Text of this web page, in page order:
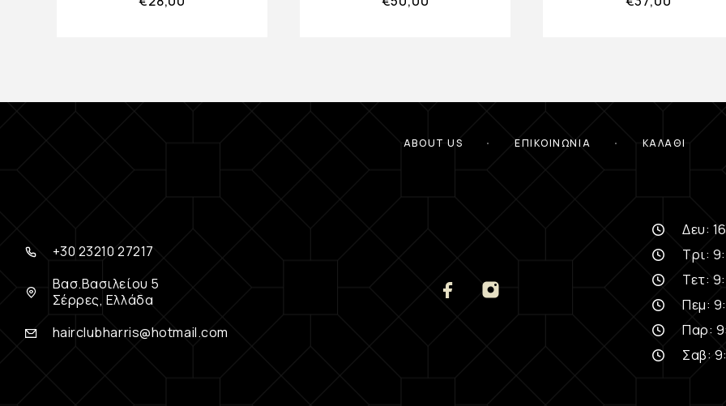
ABOUT US ΕΠΙΚΟΙΝΩΝΊΑ ΚΑΛΆΘΙ
+30 23210 27217
Βασ.Βασιλείου 5
Σέρρες, Ελλάδα
hairclubharris@hotmail.com
Δευ:
Τρι:
Τετ:
Πεμ:
Παρ:
Σαβ: